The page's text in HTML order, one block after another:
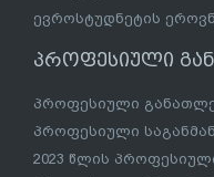
ევროსტუდნეტის
პროფესიული
პროფესიული
პროფესიული
2023 წლის